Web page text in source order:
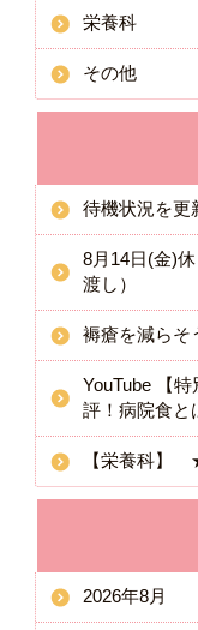
栄養科
その他
待機状況を更
8月14日(金)
渡し）
褥瘡を減らそ
YouTube 【
評！病院食と
【栄養科】
2026年8月